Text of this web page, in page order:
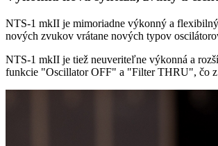
NTS-1 mkII je mimoriadne výkonný a
nových zvukov vrátane nových typov
NTS-1 mkII je tiež neuveriteľne výkonná a
funkcie "Oscillator OFF" a "Filter THRU", čo z